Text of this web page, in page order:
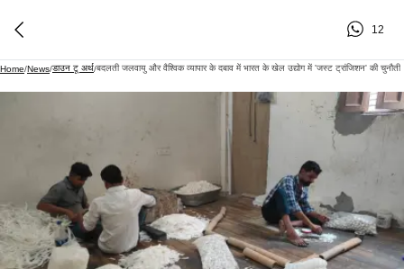
12
Home/News/डाउन टू अर्थ/बदलती जलवायु और वैश्विक व्यापार के दबाव में भारत के खेल उद्योग में 'जस्ट ट्रांजिशन' की चुनौती